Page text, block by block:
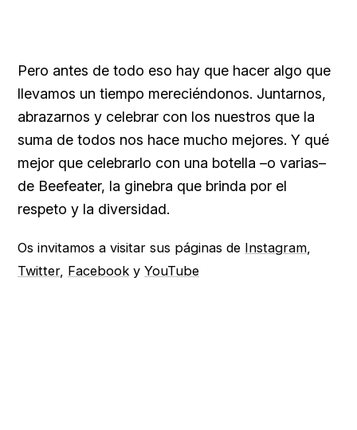
Pero antes de todo eso hay que hacer algo que
llevamos un tiempo mereciéndonos. Juntarnos,
abrazarnos y celebrar con los nuestros que la
suma de todos nos hace mucho mejores. Y qué
mejor que celebrarlo con una botella –o varias–
de Beefeater, la ginebra que brinda por el
respeto y la diversidad.
Os invitamos a visitar sus páginas de Instagram
Twitter, Facebook y YouTube